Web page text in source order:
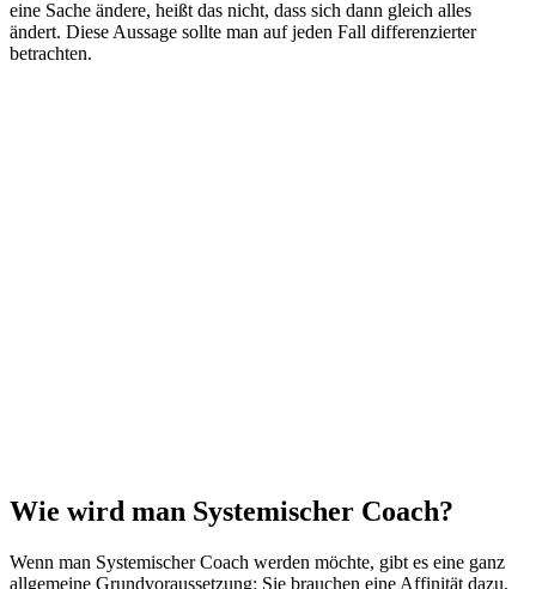
eine Sache ändere, heißt das nicht, dass sich dann gleich alles
ändert. Diese Aussage sollte man auf jeden Fall differenzierter
betrachten.
Wie wird man Systemischer Coach?
Wenn man Systemischer Coach werden möchte, gibt es eine ganz
allgemeine Grundvoraussetzung: Sie brauchen eine Affinität dazu,